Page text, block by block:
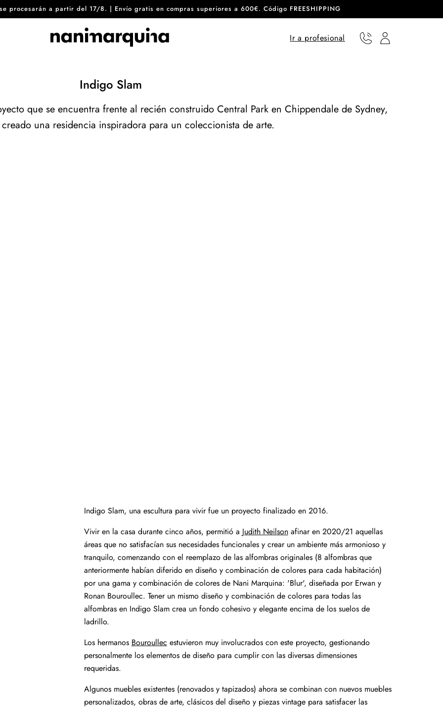
procesarán a partir del 17/8. | Envío gratis en compras superiores a 600€. Código FREESHIPPING
Ir a profesional Teléfono Usuario
Indigo Slam
que se encuentra frente al recién construido Central Park en Chippendale de Sydney,
una residencia inspiradora para un coleccionista de arte.
Indigo Slam, una escultura para vivir fue un proyecto finalizado en 2016.
Vivir en la casa durante cinco años, permitió a Judith Neilsonafinar en 2020/21 aquellas
áreas que no satisfacían sus necesidades funcionales y crear un ambiente más armonioso y
tranquilo, comenzando con el reemplazo de las alfombras originales (8 alfombras que
anteriormente habían diferido en diseño y combinación de colores para cada habitación)
por una gama y combinación de colores de Nani Marquina: 'Blur', diseñada por Erwan y
Ronan Bouroullec. Tener un mismo diseño y combinación de colores para todas las
alfombras en Indigo Slam crea un fondo cohesivo y elegante encima de los suelos de
ladrillo.
Los hermanos Bouroullec estuvieron muy involucrados con este proyecto, gestionando
personalmente los elementos de diseño para cumplir con las diversas dimensiones
requeridas.
Algunos muebles existentes (renovados y tapizados) ahora se combinan con nuevos muebles
personalizados, obras de arte, clásicos del diseño y piezas vintage para satisfacer las